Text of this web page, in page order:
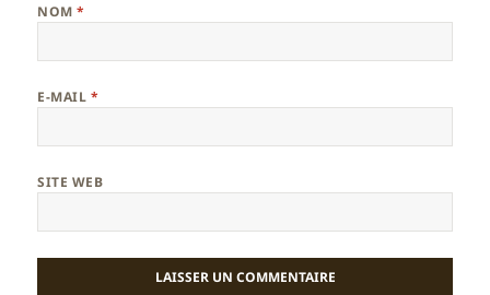
NOM*
E-MAIL *
SITE WEB